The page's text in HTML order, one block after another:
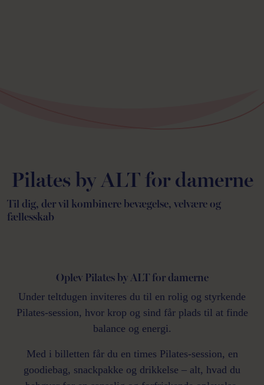
Pilates by ALT for damerne
Til dig, der vil kombinere bevægelse, velvære og
fællesskab
Oplev Pilates by ALT for damerne
Under teltdugen inviteres du til en rolig og styrkende
Pilates-session, hvor krop og sind får plads til at finde
balance og energi.
Med i billetten får du en times Pilates-session, en
goodiebag, snackpakke og drikkelse – alt, hvad du